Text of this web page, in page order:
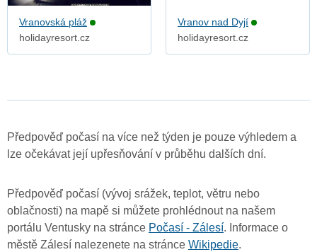
Vranovská pláž
holidayresort.cz
Vranov nad Dyjí
holidayresort.cz
Předpověď počasí na více než týden je pouze výhledem a
lze očekávat její upřesňování v průběhu dalších dní.
Předpověď počasí (vývoj srážek, teplot, větru nebo
oblačnosti) na mapě si můžete prohlédnout na našem
portálu Ventusky na stránce Počasí - Zálesí. Informace o
městě Zálesí nalezenete na stránce Wikipedie.